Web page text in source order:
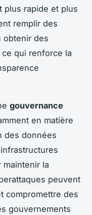
plus rapide et plus
remplir des
obtenir des
qui renforce la
gouvernance
en matière
des données
la
peuvent
compromettre des
gouvernements